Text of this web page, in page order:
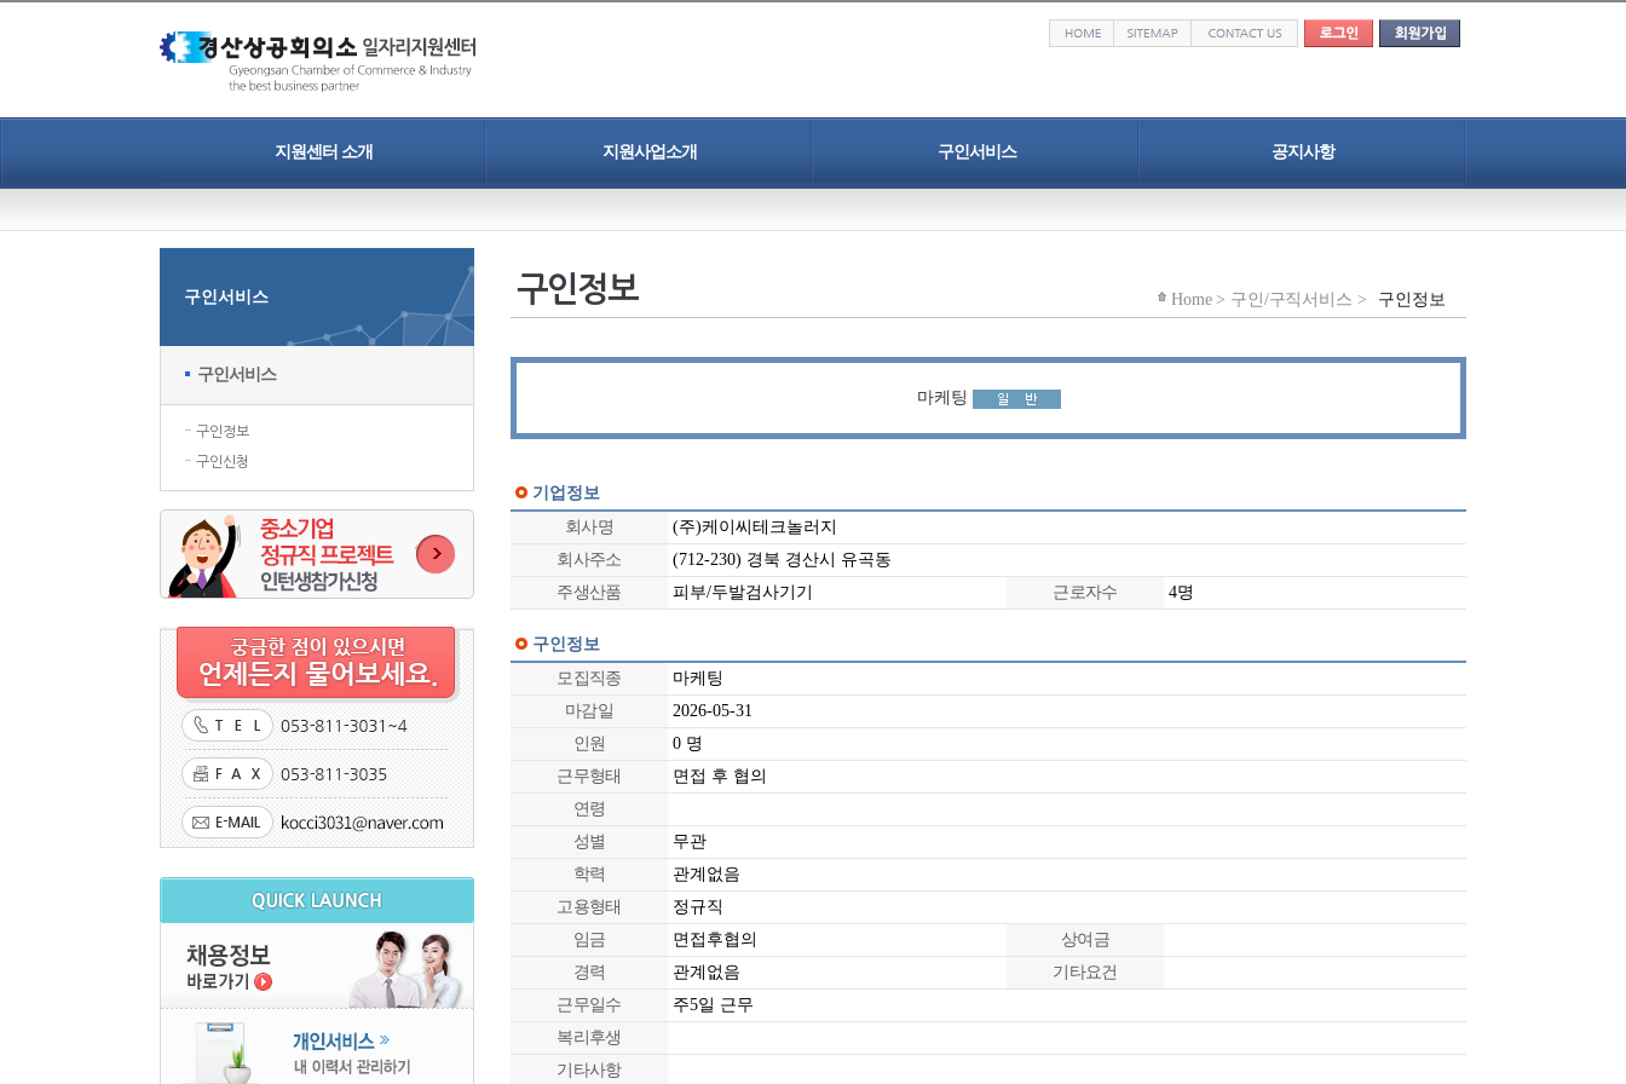
지원센터 소개 지원사업소개 구인서비스 공지사항
찾아오시는길 인력채용 홍보지원
구인서비스
구인서비스
구인정보
구인신청
구인정보 Home > 구인/구직서비스 > 구인정보
마케팅
기업정보
회사명
(주)케이씨테크놀러지
회사주소
(712-230) 경북 경산시 유곡동
주생산품
피부/두발검사기기 근로자수 4명
구인정보
모집직종
마케팅
마감일
2026-05-31
인원
0 명
근무형태
면접 후 협의
연령
성별
무관
학력
관계없음
고용형태
정규직
임금
면접후협의
상여금
경력
관계없음
기타요건
근무일수
주5일 근무
복리후생
기타사항